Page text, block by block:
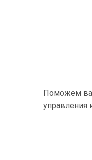
Поможем
управления